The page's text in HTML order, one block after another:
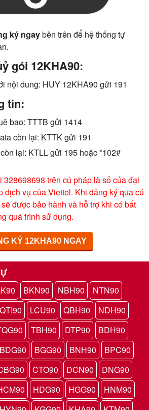
ký ngaybên trên để hệ thống tự
gói 12KHA90:
nội dung: HUY 12KHA90 gửi 191
tin:
bao: TTTB gửi 1414
còn lại: KTTK gửi 191
lại: KTLL gửi 195 hoặc *102#
328698698 trên cú pháp là số của đại
dịch vụ của Viettel. Khi đăng ký qua cú
được bảo hành và hỗ trợ khi có bất
quá trình sử dụng.
KÝ 12KHA90 NGAY
BKN90 NBH90
NTN90
QTI90 LCU90 QBH90
NDH90
TBH90 DTP90
BDH90
BDG90 BGG90 BNH90
BPC90
CTO90 DCN90
DNG90
HDG90 HGG90
HNM90